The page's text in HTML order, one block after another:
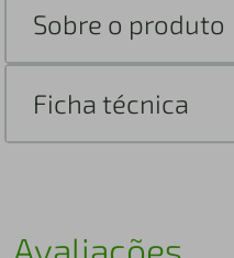
Sobre o produto
Ficha técnica
Avaliações